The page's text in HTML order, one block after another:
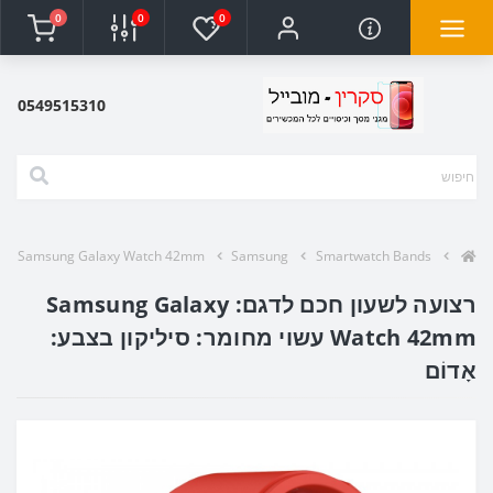
0
0
0
0549515310
Smartwatch Bands
Samsung
Samsung Galaxy Watch 42mm
רצועה לשעון חכם לדגם: Samsung Galaxy
Watch 42mm עשוי מחומר: סיליקון בצבע:
אָדוֹם